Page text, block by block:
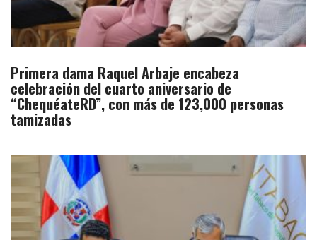
Primera dama Raquel Arbaje encabeza
celebración del cuarto aniversario de
“ChequéateRD”, con más de 123,000 personas
tamizadas